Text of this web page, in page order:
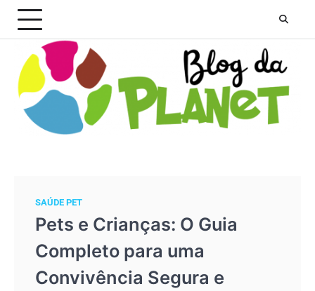
Skip
content
SAÚDE PET
Pets e Crianças: O Guia
Completo para uma
Convivência Segura e